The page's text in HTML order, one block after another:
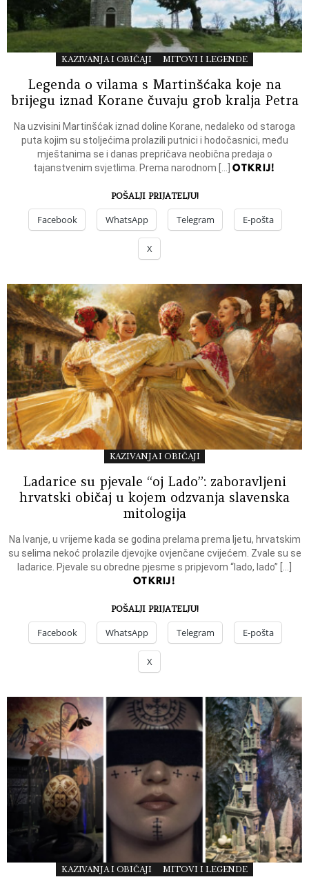
KAZIVANJA I OBIČAJI MITOVI I LEGENDE
Legenda o vilama s Martinšćaka koje na
brijegu iznad Korane čuvaju grob kralja Petra
Na uzvisini Martinšćak iznad doline Korane, nedaleko od staroga
puta kojim su stoljećima prolazili putnici i hodočasnici, među
mještanima se i danas prepričava neobična predaja o
tajanstvenim svjetlima. Prema narodnom […]OTKRIJ!
POŠALJI PRIJATELJU!
Facebook WhatsApp Telegram E-pošta
X
KAZIVANJA I OBIČAJI
Ladarice su pjevale “oj Lado”: zaboravljeni
hrvatski običaj u kojem odzvanja slavenska
mitologija
Na Ivanje, u vrijeme kada se godina prelama prema ljetu, hrvatskim
su selima nekoć prolazile djevojke ovjenčane cvijećem. Zvale su se
ladarice. Pjevale su obredne pjesme s pripjevom “lado, lado” […]
OTKRIJ!
POŠALJI PRIJATELJU!
Facebook WhatsApp Telegram E-pošta
X
KAZIVANJA I OBIČAJI MITOVI I LEGENDE